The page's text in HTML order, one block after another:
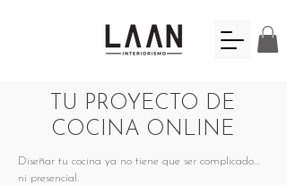
TU PROYECTO DE
COCINA ONLINE
Diseñar tu cocina ya no tiene que ser complicado…
ni presencial.